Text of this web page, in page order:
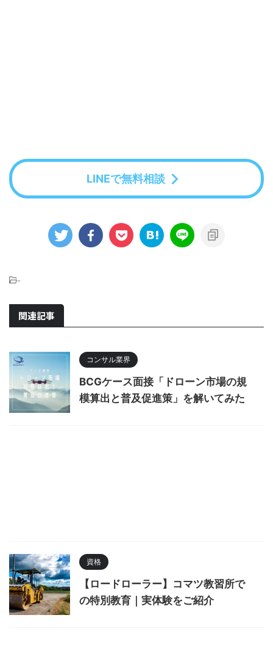
LINEで無料相談
-
関連記事
コンサル業界
BCGケース面接「ドローン市場の規
模算出と普及促進策」を解いてみた
資格
【ロードローラー】コマツ教習所で
の特別教育｜実体験をご紹介